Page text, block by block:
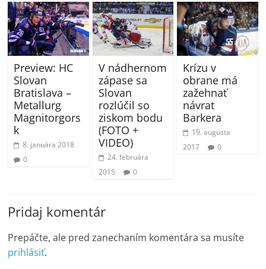
Preview: HC
Slovan
Bratislava –
Metallurg
Magnitorgors
k
8. januára 2018
0
V nádhernom
zápase sa
Slovan
rozlúčil so
ziskom bodu
(FOTO +
VIDEO)
24. februára
2015
0
Krízu v
obrane má
zažehnať
návrat
Barkera
19. augusta
2017
0
Pridaj komentár
Prepáčte, ale pred zanechaním komentára sa musíte
prihlásiť.